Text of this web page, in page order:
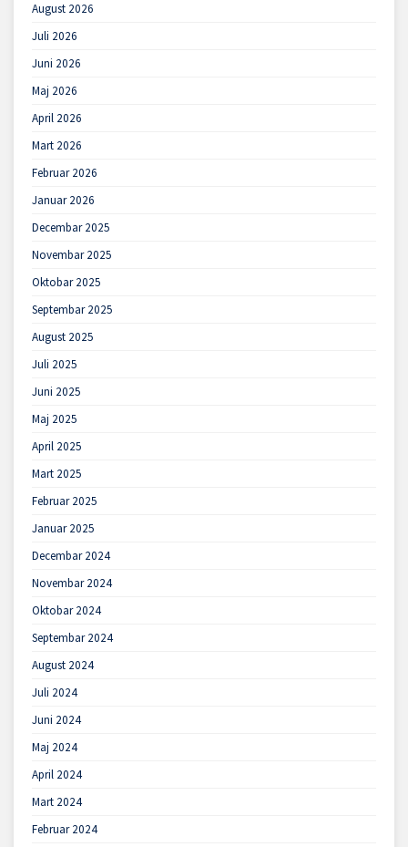
August 2026
Juli 2026
Juni 2026
Maj 2026
April 2026
Mart 2026
Februar 2026
Januar 2026
Decembar 2025
Novembar 2025
Oktobar 2025
Septembar 2025
August 2025
Juli 2025
Juni 2025
Maj 2025
April 2025
Mart 2025
Februar 2025
Januar 2025
Decembar 2024
Novembar 2024
Oktobar 2024
Septembar 2024
August 2024
Juli 2024
Juni 2024
Maj 2024
April 2024
Mart 2024
Februar 2024